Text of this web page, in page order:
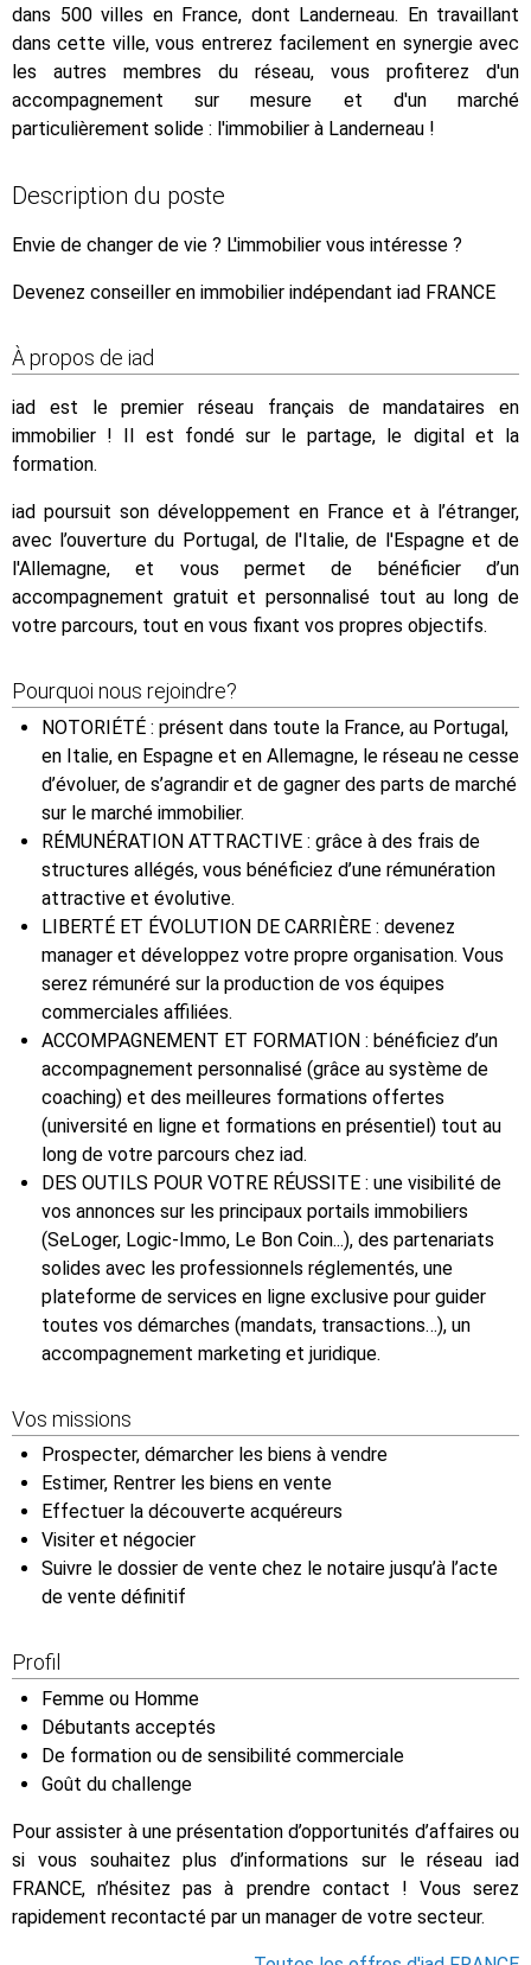
dans 500 villes en France, dont Landerneau. En travaillant
dans cette ville, vous entrerez facilement en synergie avec
les autres membres du réseau, vous profiterez d'un
accompagnement sur mesure et d'un marché
particulièrement solide : l'immobilier à Landerneau !
Description du poste
Envie de changer de vie ? L'immobilier vous intéresse ?
Devenez conseiller en immobilier indépendant iad FRANCE
À propos de iad
iad est le premier réseau français de mandataires en
immobilier ! Il est fondé sur le partage, le digital et la
formation.
iad poursuit son développement en France et à l’étranger,
avec l’ouverture du Portugal, de l'Italie, de l'Espagne et de
l'Allemagne, et vous permet de bénéficier d’un
accompagnement gratuit et personnalisé tout au long de
votre parcours, tout en vous fixant vos propres objectifs.
Pourquoi nous rejoindre?
NOTORIÉTÉ : présent dans toute la France, au Portugal,
en Italie, en Espagne et en Allemagne, le réseau ne cesse
d’évoluer, de s’agrandir et de gagner des parts de marché
sur le marché immobilier.
RÉMUNÉRATION ATTRACTIVE : grâce à des frais de
structures allégés, vous bénéficiez d’une rémunération
attractive et évolutive.
LIBERTÉ ET ÉVOLUTION DE CARRIÈRE : devenez
manager et développez votre propre organisation. Vous
serez rémunéré sur la production de vos équipes
commerciales affiliées.
ACCOMPAGNEMENT ET FORMATION : bénéficiez d’un
accompagnement personnalisé (grâce au système de
coaching) et des meilleures formations offertes
(université en ligne et formations en présentiel) tout au
long de votre parcours chez iad.
DES OUTILS POUR VOTRE RÉUSSITE : une visibilité de
vos annonces sur les principaux portails immobiliers
(SeLoger, Logic-Immo, Le Bon Coin...), des partenariats
solides avec les professionnels réglementés, une
plateforme de services en ligne exclusive pour guider
toutes vos démarches (mandats, transactions…), un
accompagnement marketing et juridique.
Vos missions
Prospecter, démarcher les biens à vendre
Estimer, Rentrer les biens en vente
Effectuer la découverte acquéreurs
Visiter et négocier
Suivre le dossier de vente chez le notaire jusqu’à l’acte
de vente définitif
Profil
Femme ou Homme
Débutants acceptés
De formation ou de sensibilité commerciale
Goût du challenge
Pour assister à une présentation d’opportunités d’affaires ou
si vous souhaitez plus d’informations sur le réseau iad
FRANCE, n’hésitez pas à prendre contact ! Vous serez
rapidement recontacté par un manager de votre secteur.